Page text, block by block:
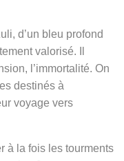
d’un bleu profond
valorisé. Il
l’immortalité. On
destinés à
voyage vers
à la fois les tourments